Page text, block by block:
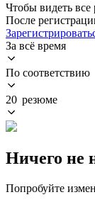
Чтобы видеть все
После
За всё время
По соответствию
20 резюме
Ничего не
Попробуйте